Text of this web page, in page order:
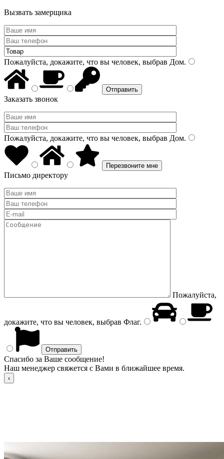
Вызвать замерщика
Пожалуйста, докажите, что вы человек, выбрав Дом.
Заказать звонок
Пожалуйста, докажите, что вы человек, выбрав Дом.
Письмо директору
Пожалуйста,
докажите, что вы человек, выбрав Флаг.
Спасибо за Ваше сообщение!
Наш менеджер свяжется с Вами в ближайшее время.